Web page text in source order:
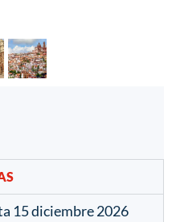
15 diciembre 2026